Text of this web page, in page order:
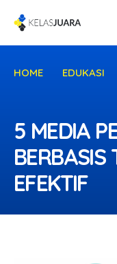
HOME
EDUKASI
5 MEDIA
BERBASIS
EFEKTIF